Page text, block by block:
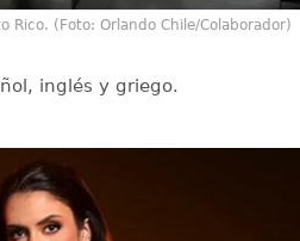
Rico. (Foto: Orlando Chile/Colaborador)
inglés y griego.